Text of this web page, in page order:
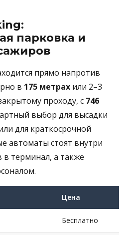
парковка и
прямо напротив
в 175 метрах или 2–3
проходу, с 746
выбор для высадки
для краткосрочной
автоматы стоят внутри
в терминал, а также
Цена
Бесплатно